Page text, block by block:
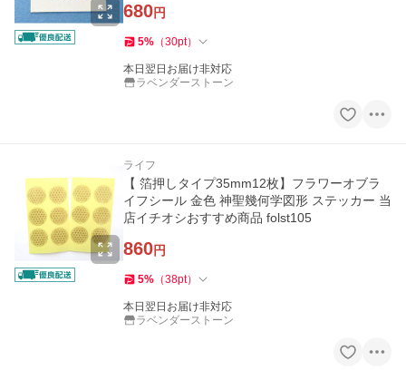
680円
5% （30pt）
本日翌日お届け非対応
ラベンダーストーン
ライフ
【 箔押しタイプ35mm12枚】フラワーオブラ
イフシール 金色 神聖幾何学図形 ステッカー 当
店イチオシおすすめ商品 folst105
860円
5% （38pt）
本日翌日お届け非対応
ラベンダーストーン